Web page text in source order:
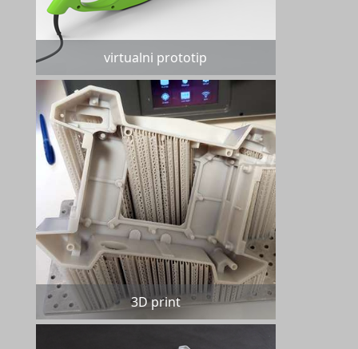
virtualni prototip
3D print